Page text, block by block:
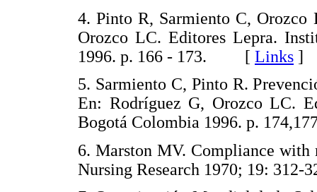
4. Pinto R, Sarmiento C,
Orozco LC. Editores Lepra.
1996. p. 166 - 173. [ Links ]
5. Sarmiento C, Pinto R.
En: Rodríguez G, Orozco LC.
Bogotá Colombia 1996. p.
6. Marston MV. Compliance
Nursing Research 1970; 19: